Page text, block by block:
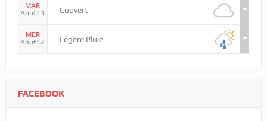
MAR
Aout11
Couvert
MER
Aout12
Légère Pluie
FACEBOOK